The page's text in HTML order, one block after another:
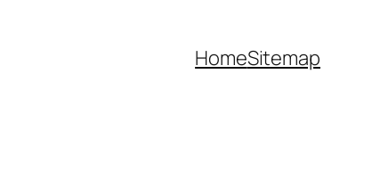
HomeSitemap